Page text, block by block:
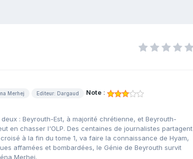
Merhej Editeur: Dargaud Note:
: Beyrouth-Est, à majorité chrétienne, et Beyrouth-
en chasser l'OLP. Des centaines de journalistes partagent
à la fin du tome 1, va faire la connaissance de Hyam,
affamées et bombardées, le Génie de Beyrouth survit
Merhej.